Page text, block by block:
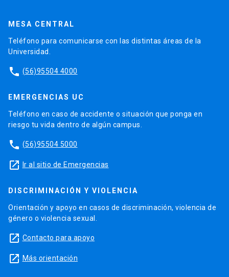
MESA CENTRAL
Teléfono para comunicarse con las distintas áreas de la
Universidad.
phone (56)95504 4000
EMERGENCIAS UC
Teléfono en caso de accidente o situación que ponga en
riesgo tu vida dentro de algún campus.
phone (56)95504 5000
launch Ir al sitio de Emergencias
DISCRIMINACIÓN Y VIOLENCIA
Orientación y apoyo en casos de discriminación, violencia de
género o violencia sexual.
launch Contacto para apoyo
launch Más orientación